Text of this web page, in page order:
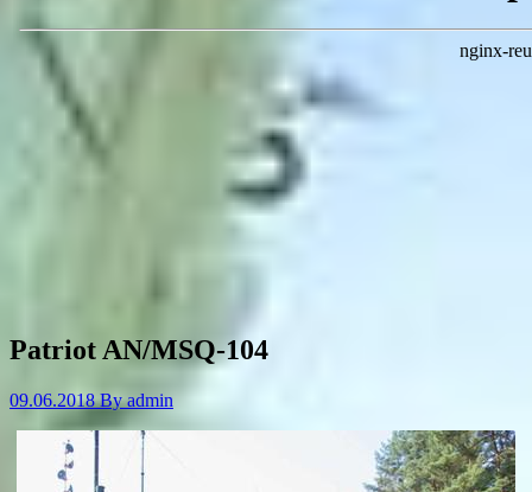
Patriot AN/MSQ-104
09.06.2018Byadmin